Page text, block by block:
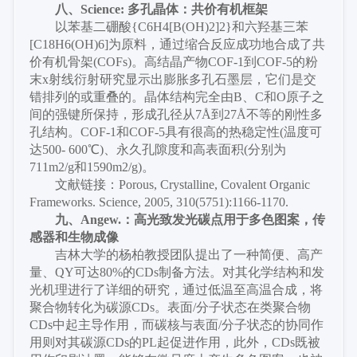
八、 Science: 多孔晶体：共价有机框架
以苯基二硼酸{C6H4[B(OH)2]2}和六羟基三苯
[C18H6(OH)6]为原料，通过缩合反应成功地合成了共
价有机骨架(COFs)。高结晶产物COF-1到COF-5的粉
末x射线衍射研究显示出膨胀多孔石墨层，它们是交
错排列的或重叠的。晶体结构完全由B、C和O原子之
间的强键所保持，形成孔径从7Å到27Å不等的刚性多
孔结构。COF-1和COF-5具有很高的热稳定性(温度可
达500- 600℃)、永久孔隙度和高表面积(分别为
711m2/g和1590m2/g)。
文献链接： Porous, Crystalline, Covalent Organic
Frameworks. Science, 2005, 310(5751):1166-1170.
九、 Angew.：高光致发光碳点用于多色图案，传
感器和生物成像
吉林大学的杨柏教授团队提出了一种简便、高产
量、 QY可达80%的CDs制备方法。对其化学结构和发
光机理进行了详细的研究，通过低温至高温合成，将
聚合物转化为碳源CDs。表面/分子状态在类聚合物
CDs中起主导作用，而碳核与表面/分子状态的协同作
用则对其碳源CDs的PL起促进作用，此外，CDs既被